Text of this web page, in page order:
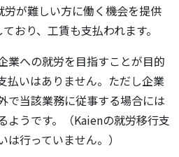
が難しい方に働く機会を提供
おり、工賃も支払われます。
業への就労を目指すことが目的
払いはありません。ただし企業
で当該業務に従事する場合には
ようです。（Kaienの就労移行支
行っていません。）